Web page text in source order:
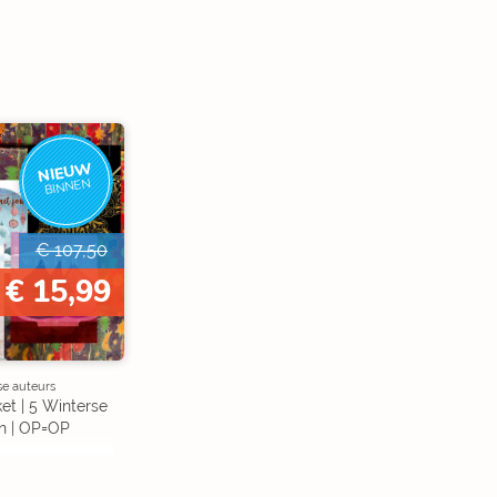
NIEUW
BINNEN
€ 107,50
€ 15,99
auteurs
| 5 Winterse
| OP=OP